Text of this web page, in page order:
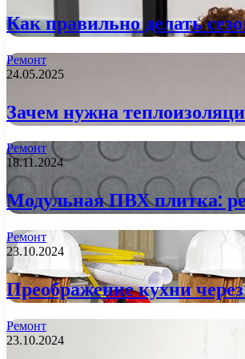
Как правильно делать
Ремонт
24.05.2025
Зачем нужна
Ремонт
18.11.2024
Модульная ПВХ плитка:
Ремонт
23.10.2024
Преображение кухни
Ремонт
23.10.2024